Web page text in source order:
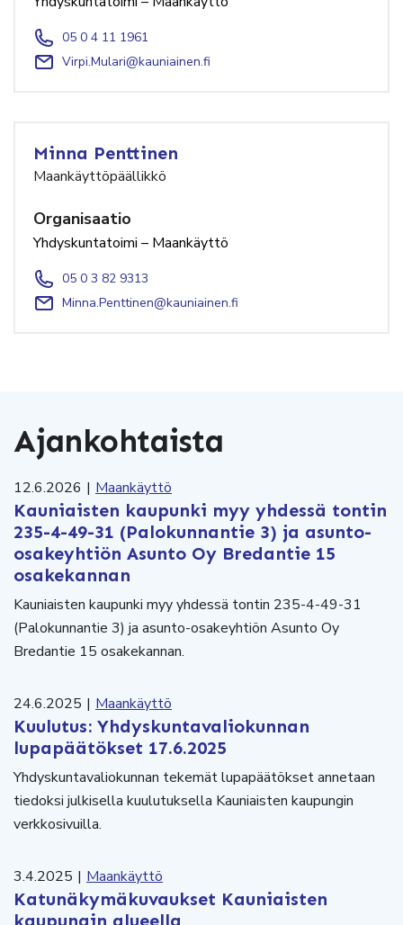
05 0 4 11 1961
Virpi.Mulari@kauniainen.fi
Minna Penttinen
Maankäyttöpäällikkö
Organisaatio
Yhdyskuntatoimi – Maankäyttö
05 0 3 82 9313
Minna.Penttinen@kauniainen.fi
Ajankohtaista
12.6.2026 | Maankäyttö
Kauniaisten kaupunki myy yhdessä tontin
235-4-49-31 (Palokunnantie 3) ja asunto-
osakeyhtiön Asunto Oy Bredantie 15
osakekannan
Kauniaisten kaupunki myy yhdessä tontin 235-4-49-31
(Palokunnantie 3) ja asunto-osakeyhtiön Asunto Oy
Bredantie 15 osakekannan.
24.6.2025 | Maankäyttö
Kuulutus: Yhdyskuntavaliokunnan
lupapäätökset 17.6.2025
Yhdyskuntavaliokunnan tekemät lupapäätökset annetaan
tiedoksi julkisella kuulutuksella Kauniaisten kaupungin
verkkosivuilla.
3.4.2025 | Maankäyttö
Katunäkymäkuvaukset Kauniaisten
kaupungin alueella